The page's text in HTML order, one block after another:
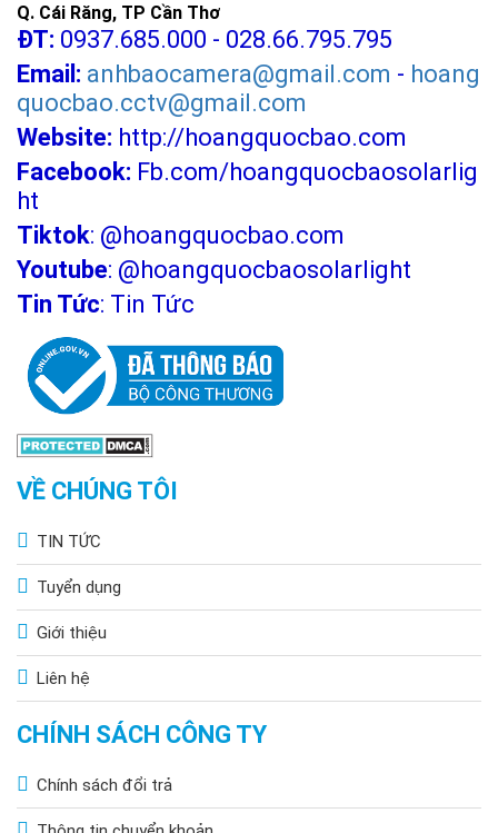
Q. Cái Răng, TP Cần Thơ
ĐT: 0937.685.000 - 028.66.795.795
Email: anhbaocamera@gmail.com - hoang
quocbao.cctv@gmail.com
Website: http://hoangquocbao.com
Facebook: Fb.com/hoangquocbaosolarlig
ht
Tiktok: @hoangquocbao.com
Youtube: @hoangquocbaosolarlight
Tin Tức: Tin Tức
VỀ CHÚNG TÔI
TIN TỨC
Tuyển dụng
Giới thiệu
Liên hệ
CHÍNH SÁCH CÔNG TY
Chính sách đổi trả